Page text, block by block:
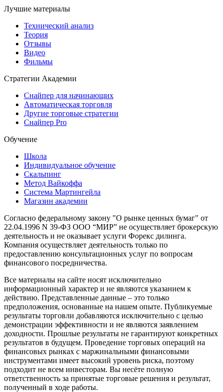
Лучшие материалы
Технический анализ
Теория
Отзывы
Видео
Фильмы
Стратегии Академии
Снайпер для начинающих
Автоматическая торговля
Другие торговые стратегии
Снайпер Pro
Обучение
Школа
Индивидуальное обучение
Скальпинг
Метод Вайкоффа
Система Мартингейла
Магазин академии
Согласно федеральному закону "О рынке ценных бумаг" от
22.04.1996 N 39-ФЗ ООО “МИР” не осуществляет брокерскую
деятельность и не оказывает услуги Форекс дилинга.
Компания осуществляет деятельность только по
предоставлению консультационных услуг по вопросам
финансового посредничества.
Все материалы на сайте носят исключительно
информационный характер и не являются указанием к
действию. Представленные данные – это только
предположения, основанные на нашем опыте. Публикуемые
результаты торговли добавляются исключительно с целью
демонстрации эффективности и не являются заявлением
доходности. Прошлые результаты не гарантируют конкретных
результатов в будущем. Проведение торговых операций на
финансовых рынках с маржинальными финансовыми
инструментами имеет высокий уровень риска, поэтому
подходит не всем инвесторам. Вы несёте полную
ответственность за принятые торговые решения и результат,
полученный в ходе работы.